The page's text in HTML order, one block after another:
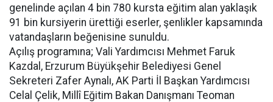
genelinde açılan 4 bin 780 kursta eğitim alan yaklaşık
91 bin kursiyerin ürettiği eserler, şenlikler kapsamında
vatandaşların beğenisine sunuldu.
Açılış programına; Vali Yardımcısı Mehmet Faruk
Kazdal, Erzurum Büyükşehir Belediyesi Genel
Sekreteri Zafer Aynalı, AK Parti İl Başkan Yardımcısı
Celal Çelik, Millî Eğitim Bakan Danışmanı Teoman